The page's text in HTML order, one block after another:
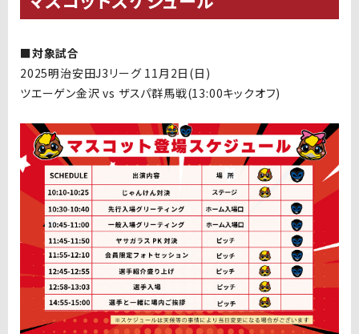
■対象試合
2025明治安田J3リーグ 11月2日(日)
ツエーゲン金沢 vs ザスパ群馬戦(13:00キックオフ)